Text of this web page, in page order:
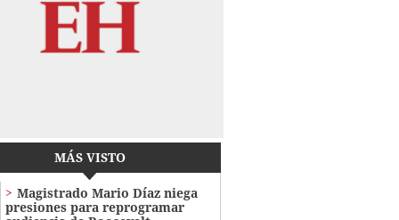
MÁS VISTO
Magistrado Mario Díaz niega
presiones para reprogramar